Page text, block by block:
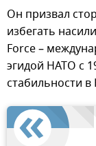
Он призвал
избегать
Force –
эгидой НАТО с
стабильности в